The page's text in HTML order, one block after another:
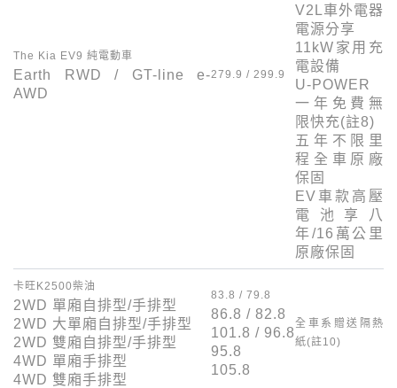
The Kia EV9 純電動車
Earth RWD / GT-line e-
AWD
279.9 / 299.9
V2L車外電器
電源分享
11kW 家用充
電設備
U-POWER
一年免費無
限快充(註8)
五年不限里
程全車原廠
保固
EV 車款高壓
電池享八
年/16 萬公里
原廠保固
卡旺 K2500柴油
2WD 單廂自排型/手排型
2WD 大單廂自排型/手排型
2WD 雙廂自排型/手排型
4WD 單廂手排型
4WD 雙廂手排型
83.8 / 79.8
86.8 / 82.8
101.8 / 96.8
95.8
105.8
全車系贈送隔熱
紙(註10)